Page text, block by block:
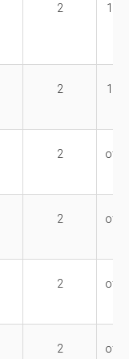
2 10
2 14
2
от
2
от
2
от
2
от